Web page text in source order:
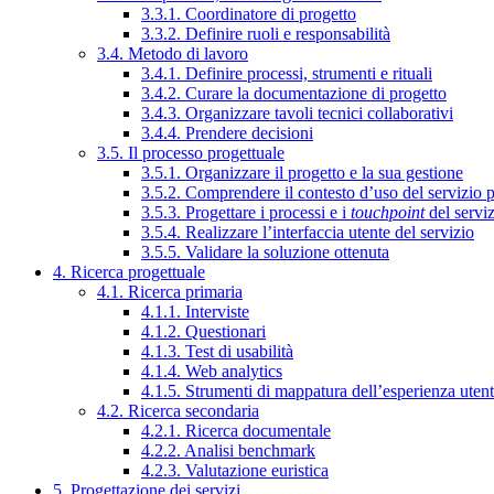
3.3.1. Coordinatore di progetto
3.3.2. Definire ruoli e responsabilità
3.4. Metodo di lavoro
3.4.1. Definire processi, strumenti e rituali
3.4.2. Curare la documentazione di progetto
3.4.3. Organizzare tavoli tecnici collaborativi
3.4.4. Prendere decisioni
3.5. Il processo progettuale
3.5.1. Organizzare il progetto e la sua gestione
3.5.2. Comprendere il contesto d’uso del servizio
3.5.3. Progettare i processi e i touchpointdel
3.5.4. Realizzare l’interfaccia utente del servizio
3.5.5. Validare la soluzione ottenuta
4. Ricerca progettuale
4.1. Ricerca primaria
4.1.1. Interviste
4.1.2. Questionari
4.1.3. Test di usabilità
4.1.4. Web analytics
4.1.5. Strumenti di mappatura dell’esperienza
4.2. Ricerca secondaria
4.2.1. Ricerca documentale
4.2.2. Analisi benchmark
4.2.3. Valutazione euristica
5. Progettazione dei servizi